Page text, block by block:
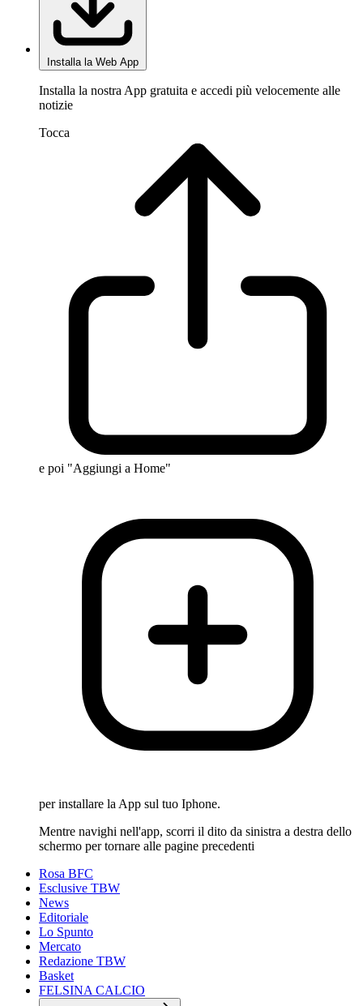
Installa la Web App
Installa la nostra App gratuita e accedi più velocemente alle
notizie
Tocca
e poi "Aggiungi a Home"
per installare la App sul tuo Iphone.
Mentre navighi nell'app, scorri il dito da sinistra a destra dello
schermo per tornare alle pagine precedenti
Rosa BFC
Esclusive TBW
News
Editoriale
Lo Spunto
Mercato
Redazione TBW
Basket
FELSINA CALCIO